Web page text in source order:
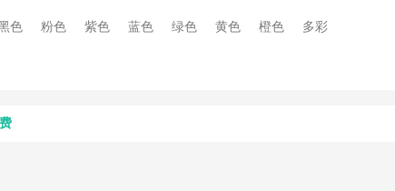
色 粉色 紫色 蓝色 绿色 黄色 橙色 多彩